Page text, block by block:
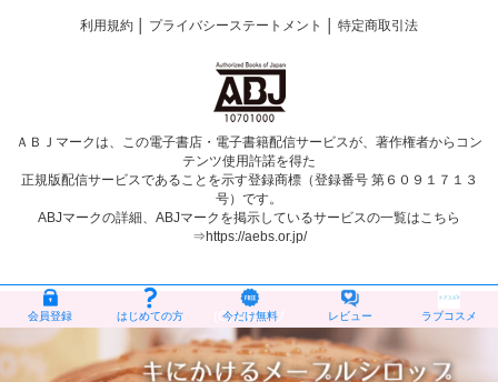
利用規約│ プライバシーステートメント 特定商取引法
ＡＢＪマークは、この電子書店・電子書籍配信サービスが、著作権者からコン
テンツ使用許諾を得た
正規版配信サービスであることを示す登録商標（登録番号 第６０９１７１３
号）です。
ABJマークの詳細、ABJマークを掲示しているサービスの一覧はこちら
⇒https://aebs.or.jp/
(C)エルラブ
エルラブは、登録商標です【商標登録第5775440号】
エルラブが提供する情報・画像等を、権利者の許可なく複製、 転用、販売などの二
次利用をすることを固く禁じます
会員登録 はじめての方 今だけ無料 レビュー ラブコスメ